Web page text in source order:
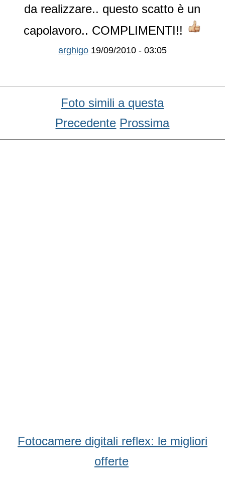
da realizzare.. questo scatto è un
capolavoro.. COMPLIMENTI!!
arghigo 19/09/2010 - 03:05
Foto simili a questa
Precedente Prossima
Fotocamere digitali reflex: le migliori
offerte
Condividi
Facebook
WhatsApp
TwitterEmail